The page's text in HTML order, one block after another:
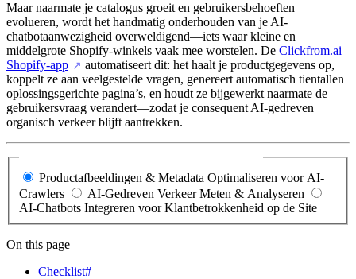
Maar naarmate je catalogus groeit en gebruikersbehoeften
evolueren, wordt het handmatig onderhouden van je AI-
chatbotaanwezigheid overweldigend—iets waar kleine en
middelgrote Shopify-winkels vaak mee worstelen. De Clickfrom.ai
Shopify-app ↗ automatiseert dit: het haalt je productgegevens op,
koppelt ze aan veelgestelde vragen, genereert automatisch tientallen
oplossingsgerichte pagina’s, en houdt ze bijgewerkt naarmate de
gebruikersvraag verandert—zodat je consequent AI-gedreven
organisch verkeer blijft aantrekken.
Productafbeeldingen & Metadata Optimaliseren voor AI-
Crawlers
AI-Gedreven Verkeer Meten & Analyseren
AI-Chatbots Integreren voor Klantbetrokkenheid op de Site
On this page
Checklist#